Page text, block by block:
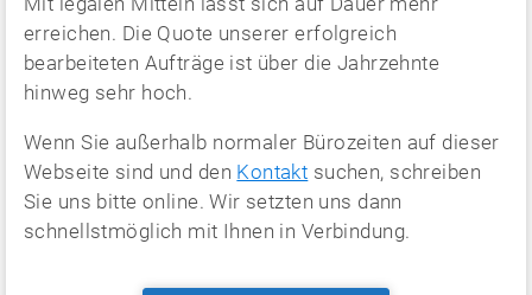
erreichen. Die Quote unserer erfolgreich
bearbeiteten Aufträge ist über die Jahrzehnte
hinweg sehr hoch.
Wenn Sie außerhalb normaler Bürozeiten auf dieser
Webseite sind und den Kontakt suchen, schreiben
Sie uns bitte online. Wir setzten uns dann
schnellstmöglich mit Ihnen in Verbindung.